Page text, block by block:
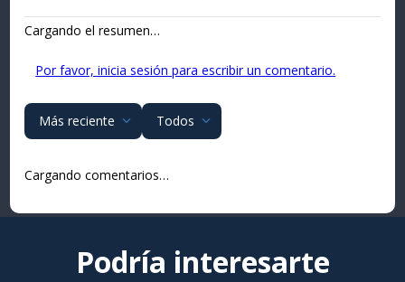
Cargando el resumen…
Por favor, inicia sesión para escribir un comentario.
Más reciente Todos
Cargando comentarios…
Podría interesarte